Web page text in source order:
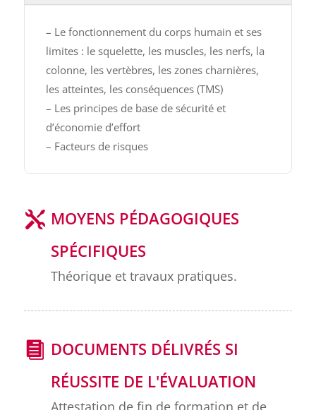
– Le fonctionnement du corps humain et ses
limites : le squelette, les muscles, les nerfs, la
colonne, les vertèbres, les zones charnières,
les atteintes, les conséquences (TMS)
– Les principes de base de sécurité et
d’économie d’effort
– Facteurs de risques
MOYENS PÉDAGOGIQUES
SPÉCIFIQUES
Théorique et travaux pratiques.
DOCUMENTS DÉLIVRÉS SI
RÉUSSITE DE L'ÉVALUATION
Attestation de fin de formation et de